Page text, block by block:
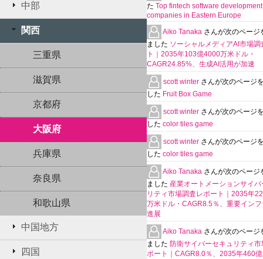
中部
関西
三重県
滋賀県
京都府
大阪府
兵庫県
奈良県
和歌山県
中国地方
四国
た Top fintech software development
companies in Eastern Europe
Aiko Tanaka さんが次のページ
ました ソーシャルメディアAI市場調
ト｜2035年103億4000万米ドル・
CAGR24.85%、生成AI活用が加速
scott winter さんが次のページ
した Fruit Box Game
scott winter さんが次のページ
した color tiles game
scott winter さんが次のページ
した color tiles game
Aiko Tanaka さんが次のページ
ました 産業オートメーションサイ
リティ市場調査レポート｜2035年
万米ドル・CAGR8.5％、重要イン
進展
Aiko Tanaka さんが次のページ
ました 防衛サイバーセキュリティ
ポート｜CAGR8.0％、2035年460